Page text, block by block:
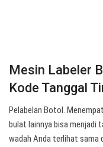
Mesin Labeler
Kode Tanggal
Pelabelan Botol.
bulat lainnya bisa menjadi
wadah Anda terlihat sama